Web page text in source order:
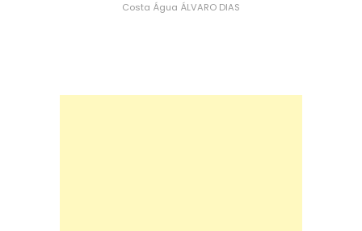
Costa Água ÁLVARO DIAS